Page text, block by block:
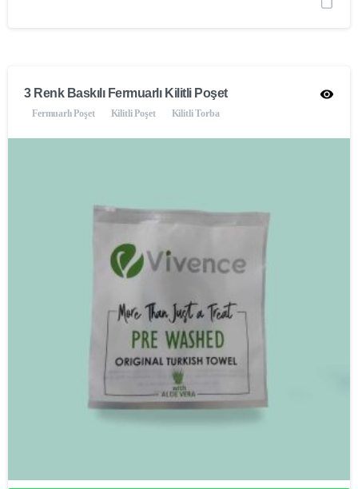
3 Renk Baskılı Fermuarlı Kilitli Poşet
Fermuarlı Poşet Kilitli Poşet Kilitli Torba